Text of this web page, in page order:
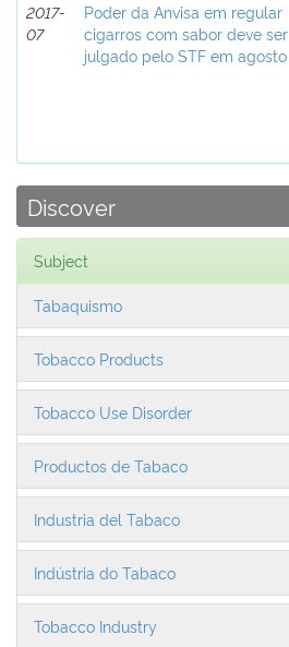
2017-
07
Poder da Anvisa em regular
cigarros com sabor deve ser
julgado pelo STF em agosto
Discover
Subject
Tabaquismo
Tobacco Products
Tobacco Use Disorder
Productos de Tabaco
Industria del Tabaco
Indústria do Tabaco
Tobacco Industry